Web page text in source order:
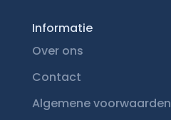
Informatie
Over ons
Contact
Algemene voorwaarden